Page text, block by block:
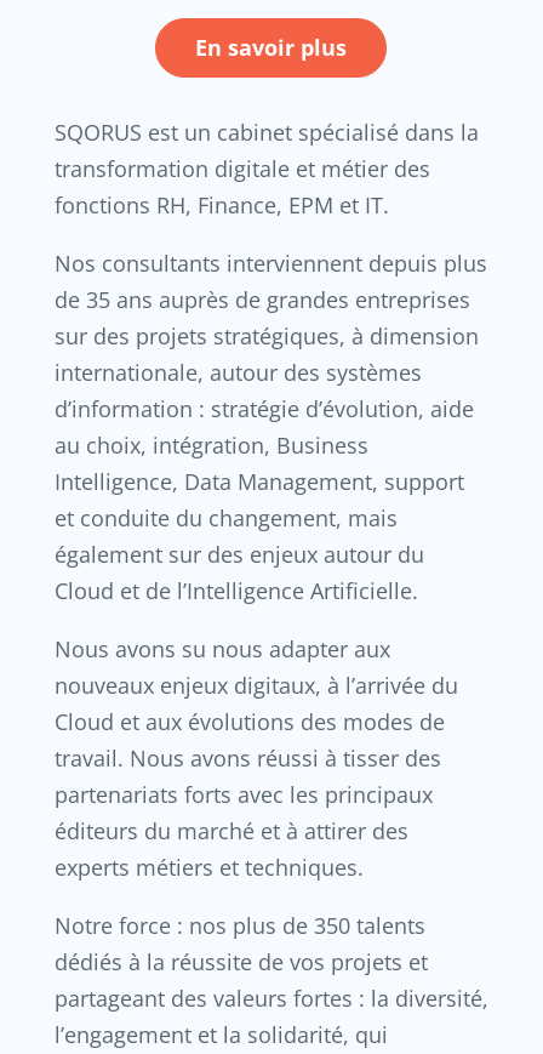
En savoir plus
SQORUS est un cabinet spécialisé dans la
transformation digitale et métier des
fonctions RH, Finance, EPM et IT.
Nos consultants interviennent depuis plus
de 35 ans auprès de grandes entreprises
sur des projets stratégiques, à dimension
internationale, autour des systèmes
d’information : stratégie d’évolution, aide
au choix, intégration, Business
Intelligence, Data Management, support
et conduite du changement, mais
également sur des enjeux autour du
Cloud et de l’Intelligence Artificielle.
Nous avons su nous adapter aux
nouveaux enjeux digitaux, à l’arrivée du
Cloud et aux évolutions des modes de
travail. Nous avons réussi à tisser des
partenariats forts avec les principaux
éditeurs du marché et à attirer des
experts métiers et techniques.
Notre force : nos plus de 350 talents
dédiés à la réussite de vos projets et
partageant des valeurs fortes : la diversité,
l’engagement et la solidarité, qui